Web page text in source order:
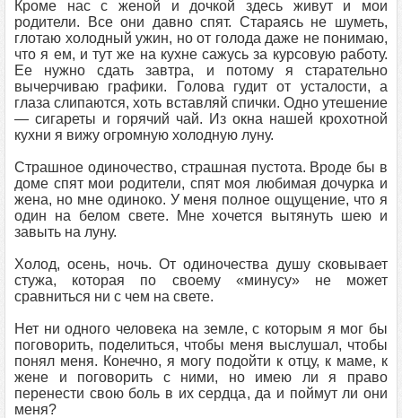
Кроме нас с женой и дочкой здесь живут и мои
родители. Все они давно спят. Стараясь не шуметь,
глотаю холодный ужин, но от голода даже не понимаю,
что я ем, и тут же на кухне сажусь за курсовую работу.
Ее нужно сдать завтра, и потому я старательно
вычерчиваю графики. Голова гудит от усталости, а
глаза слипаются, хоть вставляй спички. Одно утешение
— сигареты и горячий чай. Из окна нашей крохотной
кухни я вижу огромную холодную луну.
Страшное одиночество, страшная пустота. Вроде бы в
доме спят мои родители, спят моя любимая дочурка и
жена, но мне одиноко. У меня полное ощущение, что я
один на белом свете. Мне хочется вытянуть шею и
завыть на луну.
Холод, осень, ночь. От одиночества душу сковывает
стужа, которая по своему «минусу» не может
сравниться ни с чем на свете.
Нет ни одного человека на земле, с которым я мог бы
поговорить, поделиться, чтобы меня выслушал, чтобы
понял меня. Конечно, я могу подойти к отцу, к маме, к
жене и поговорить с ними, но имею ли я право
перенести свою боль в их сердца, да и поймут ли они
меня?